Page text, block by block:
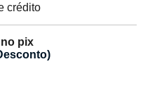
crédito
pix